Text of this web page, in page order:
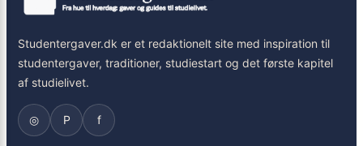
Studentergaver.dk er et redaktionelt site med inspiration til
studentergaver, traditioner, studiestart og det første kapitel
af studielivet.
◎ P f